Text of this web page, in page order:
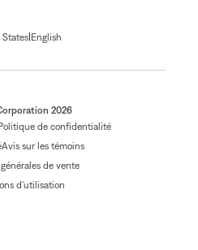
| English
2026
de confidentialité
Avis sur les témoins
de vente
d'utilisation